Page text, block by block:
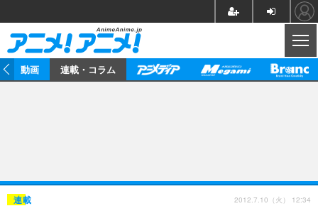
動画 連載・コラム
連載 2012.7.10（火） 12:34